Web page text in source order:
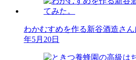
わかむすめを作る新谷酒造さん
年5月20日